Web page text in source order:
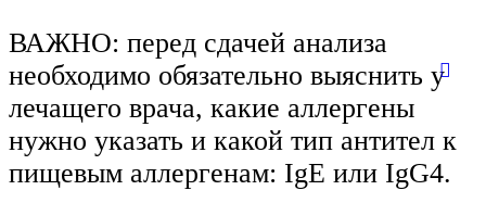
ВАЖНО: перед сдачей анализа
необходимо обязательно выяснить у
лечащего врача, какие аллергены
нужно указать и какой тип антител к
пищевым аллергенам: IgE или IgG4.